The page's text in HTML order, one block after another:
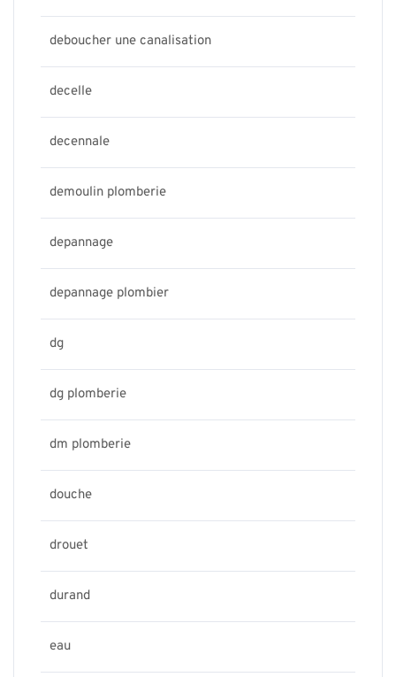
deboucher une canalisation
decelle
decennale
demoulin plomberie
depannage
depannage plombier
dg
dg plomberie
dm plomberie
douche
drouet
durand
eau